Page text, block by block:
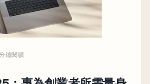
鐘閱讀